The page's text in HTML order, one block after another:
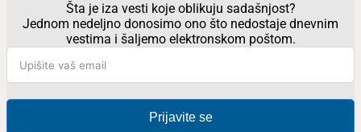
Šta je iza vesti koje oblikuju sadašnjost?
Jednom nedeljno donosimo ono što nedostaje dnevnim
vestima i šaljemo elektronskom poštom.
Prijavite se